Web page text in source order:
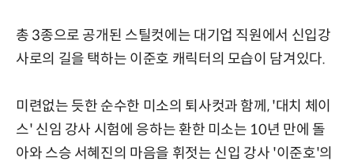
총 3종으로 공개된 스틸컷에는 대기업 직원에서 신입강
사로의 길을 택하는 이준호 캐릭터의 모습이 담겨있다.
미련없는 듯한 순수한 미소의 퇴사컷과 함께, '대치 체이
스' 신임 강사 시험에 응하는 환한 미소는 10년 만에 돌
아와 스승 서혜진의 마음을 휘젓는 신입 강사 '이준호'의